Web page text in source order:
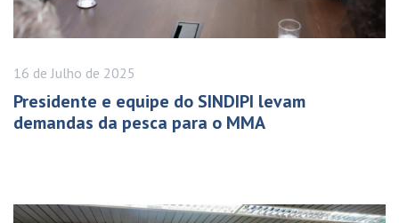
16 de Julho de 2025
Presidente e equipe do SINDIPI levam
demandas da pesca para o MMA